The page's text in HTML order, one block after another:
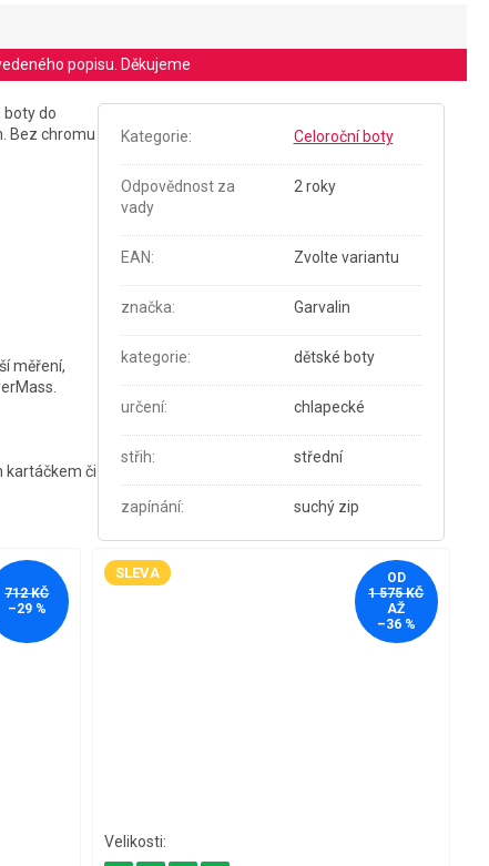
popisu. Děkujeme
boty do
Bez chromu
měření,
kartáčkem či
Kategorie: Celoroční boty
Odpovědnost za
vady
2 roky
EAN: Zvolte variantu
značka: Garvalin
kategorie: dětské boty
určení: chlapecké
střih: střední
zapínání: suchý zip
712 KČ
–29 %
SLEVA
OD
1 575 KČ
AŽ
–36 %